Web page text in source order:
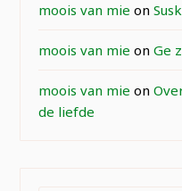
moois van mie on
moois van mie onGe
moois van mie on
de liefde